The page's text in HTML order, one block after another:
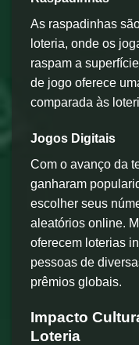
As raspadinhas
loteria, onde os
raspam a
de jogo oferece
comparada às
Jogos Digitais
Com o avanço da
ganharam
escolher seus
aleatórios online.
oferecem loterias
pessoas de
prêmios globais.
Impacto
Loteria